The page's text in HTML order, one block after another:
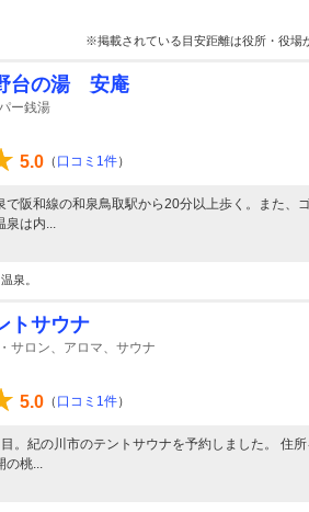
※掲載されている目安距離は役所・役場
台の湯 安庵
ー銭湯
5.0 （ 口コミ1件）
で阪和線の和泉鳥取駅から20分以上歩く。また、
泉は内...
泉。
トサウナ
サロン、アロマ、サウナ
5.0 （ 口コミ1件）
。紀の川市のテントサウナを予約しました。 住
の桃...